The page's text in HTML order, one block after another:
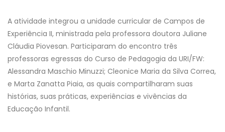
A atividade integrou a unidade curricular de Campos de
Experiência II, ministrada pela professora doutora Juliane
Cláudia Piovesan. Participaram do encontro três
professoras egressas do Curso de Pedagogia da URI/FW:
Alessandra Maschio Minuzzi; Cleonice Maria da Silva Correa,
e Marta Zanatta Piaia, as quais compartilharam suas
histórias, suas práticas, experiências e vivências da
Educação Infantil.